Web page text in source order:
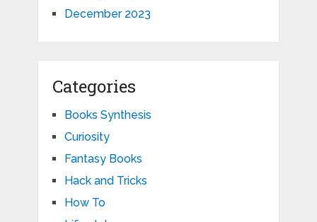
December 2023
Categories
Books Synthesis
Curiosity
Fantasy Books
Hack and Tricks
How To